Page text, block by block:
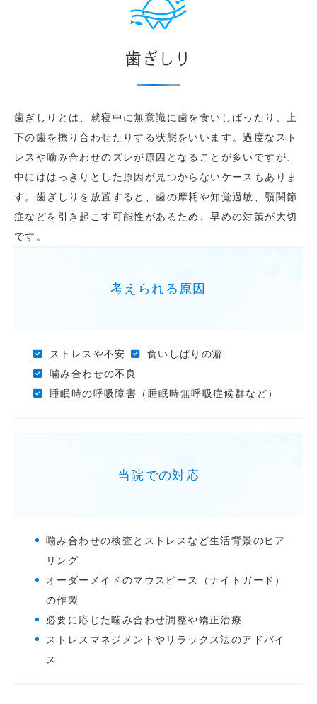
歯ぎしり
歯ぎしりとは、就寝中に無意識に歯を食いしばったり、上
下の歯を擦り合わせたりする状態をいいます。過度なスト
レスや噛み合わせのズレが原因となることが多いですが、
中にははっきりとした原因が見つからないケースもありま
す。歯ぎしりを放置すると、歯の摩耗や知覚過敏、顎関節
症などを引き起こす可能性があるため、早めの対策が大切
です。
考えられる原因
ストレスや不安
食いしばりの癖
噛み合わせの不良
睡眠時の呼吸障害（睡眠時無呼吸症候群など）
当院での対応
噛み合わせの検査とストレスなど生活背景のヒア
リング
オーダーメイドのマウスピース（ナイトガード）
の作製
必要に応じた噛み合わせ調整や矯正治療
ストレスマネジメントやリラックス法のアドバイ
ス